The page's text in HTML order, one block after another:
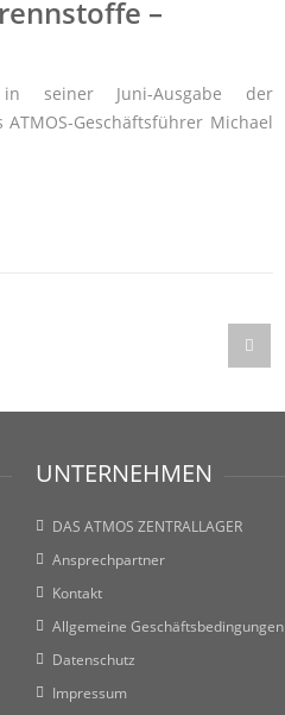
–
seiner Juni-Ausgabe der
Geschäftsführer Michael
UNTERNEHMEN
DAS ATMOS ZENTRALLAGER
Ansprechpartner
Kontakt
Allgemeine Geschäftsbedingungen
Datenschutz
Impressum